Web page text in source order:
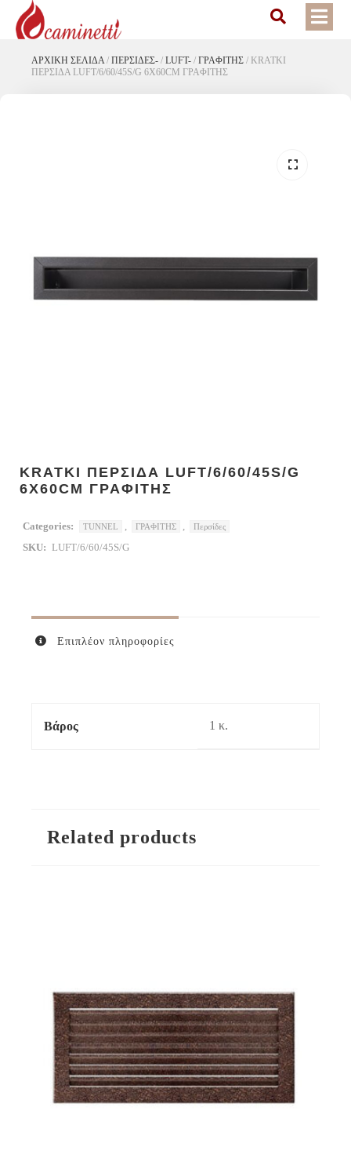
ΑΡΧΙΚΉ ΣΕΛΊΔΑ / ΠΕΡΣΙΔΕΣ- / LUFT- / ΓΡΑΦΙΤΗΣ / KRATKI
ΠΕΡΣΙΔΑ LUFT/6/60/45S/G 6X60CM ΓΡΑΦΙΤΗΣ
KRATKI ΠΕΡΣΙΔΑ LUFT/6/60/45S/G
6X60CM ΓΡΑΦΙΤΗΣ
Categories: TUNNEL , ΓΡΑΦΙΤΗΣ , Περσίδες
SKU: LUFT/6/60/45S/G
Επιπλέον πληροφορίες
Βάρος 1 κ.
Related products